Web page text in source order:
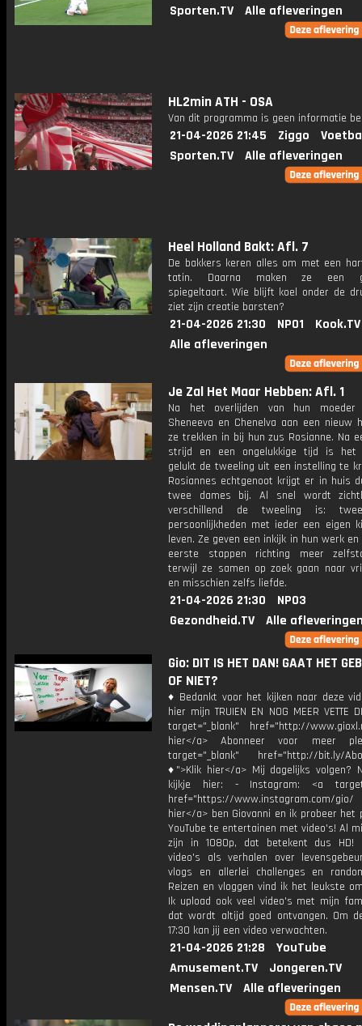
Sporten.TV
Alle afleveringen
HL2min ATH - OSA
Van dit programma is geen informatie
21-04-2026 21:45 Ziggo
Sporten.TV
Alle afleveringen
Heel Holland Bakt: Afl. 7
De bakkers keren alles om met een
tatin. Daarna maken ze een
spiegeltaart. Wie blijft koel onder de
ziet zijn creatie barsten?
21-04-2026 21:30 NPO1
Kook.TV
Alle afleveringen
Je Zal Het Maar Hebben: Afl. 1
Na het overlijden van hun moeder
Sheneeva en Chenelva aan een nieuw
ze trekken in bij hun zus Rosianne. Na
strijd en een ongelukkige tijd is het
gelukt de tweeling uit een instelling te
Rosiannes echtgenoot krijgt er in huis
twee dames bij. Al snel wordt
verschillend de tweeling is:
persoonlijkheden met ieder een eigen
leven. Ze geven een inkijk in hun werk
eerste stappen richting meer
terwijl ze samen op zoek gaan naar
en misschien zelfs liefde.
21-04-2026 21:30
NPO3
Gezondheid.TV
Alle
Gio: DIT IS HET DAN! GAAT HET
OF NIET?
♦ Bedankt voor het kijken naar deze
hier mijn TRUIEN EN NOG MEER VETTE
target="_blank" href="http://
hier</a> Abonneer voor meer
target="_blank" href="http://bit.ly/
♦">Klik hier</a> Mij dagelijks volgen?
kijkje hier: - Instagram: <a
href="https://www.instagram.com/
hier</a> ben Giovanni en ik probeer het
YouTube te entertainen met video's! Al
zijn in 1080p, dat betekent dus HD!
video's als verhalen over
vlogs en allerlei challenges en
Reizen en vloggen vind ik het leukste
Ik upload ook veel video's met mijn
dat wordt altijd goed ontvangen. Om
17:30 kan jij een video verwachten.
21-04-2026 21:28
YouTube
Amusement.TV
Jongeren.TV
Mensen.TV
Alle afleveringen